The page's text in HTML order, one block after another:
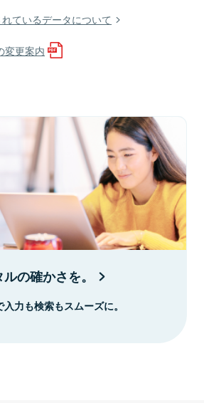
ているデータについて
変更案内
の確かさを。
力も検索もスムーズに。